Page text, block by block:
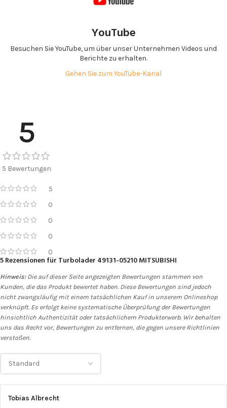
YouTube
Besuchen Sie YouTube, um über unser Unternehmen Videos und
Berichte zu erhalten.
Gehen Sie zum YouTube-Kanal
5
5 Bewertungen
5
0
0
0
0
5 Rezensionen für Turbolader 49131-05210 MITSUBISHI
Hinweis:Die auf dieser Seite angezeigten Bewertungen stammen von
Kunden, die das Produkt bewertet haben. Diese Bewertungen sind jedoch
nicht zwangsläufig mit einem tatsächlichen Kauf in unserem Onlineshop
verknüpft. Es erfolgt keine systematische Überprüfung der Bewertungen
hinsichtlich Authentizität oder tatsächlichem Produkterwerb. Wir behalten
uns das Recht vor, Bewertungen zu entfernen, die gegen unsere Richtlinien
verstoßen.
Tobias Albrecht